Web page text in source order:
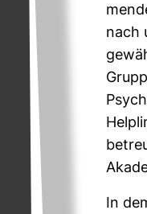
nach
In